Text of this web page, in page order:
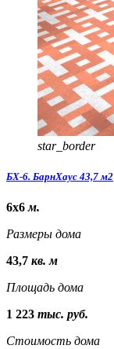
star_border
БХ-6. БарнХаус 43,7 м2
6х6 м.
Размеры дома
43,7 кв. м
Площадь дома
1 223 тыс. руб.
Стоимость дома